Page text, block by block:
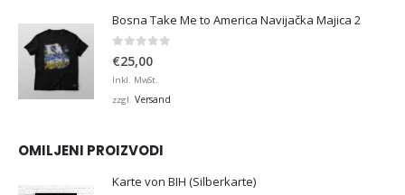
Bosna Take Me to America Navijačka Majica 2
0 von 5
€25,00
Inkl. MwSt.
zzgl. Versand
OMILJENI PROIZVODI
Karte von BIH (Silberkarte)